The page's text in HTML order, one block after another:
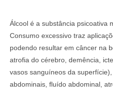
Álcool é a substância psicoativa
Consumo excessivo traz
podendo resultar em câncer na
atrofia do cérebro, demência,
vasos sanguíneos da
abdominais, fluído abdominal,